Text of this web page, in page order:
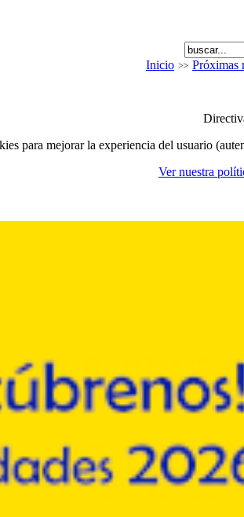
Inicio Próximas
para mejorar la experiencia del usuario
Ver nuestra